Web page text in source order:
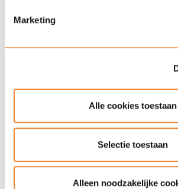
Marketing
Alle cookies toestaan
Selectie toestaan
Alleen noodzakelijke
Havenclub Amsterdam
Nederlandse orde van
Jeroen Zandt heeft in het
van de Nederlandse orde van
volgende hoofd- (en sub)
geregistreerd: